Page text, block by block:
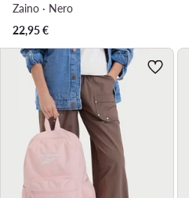
Zaino · Nero
22,95€